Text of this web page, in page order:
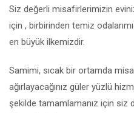
Siz değerli misafirlerimizin
için , birbirinden temiz
en büyük ilkemizdir.
Samimi, sıcak bir ortamda
ağırlayacağınız güler yüzlü
şekilde tamamlamanız için siz